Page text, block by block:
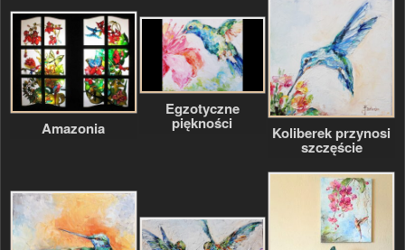
Amazonia
Egzotyczne
piękności Koliberek przynosi
szczęście